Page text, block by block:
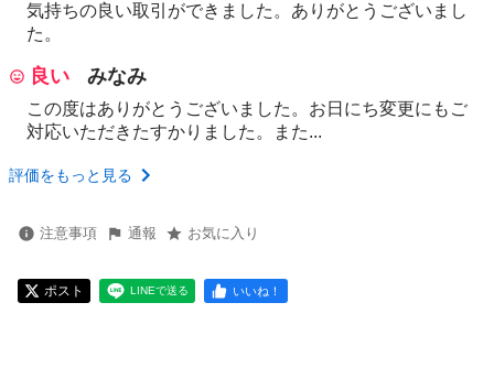
気持ちの良い取引ができました。ありがとうございまし
た。
良い みなみ
この度はありがとうございました。お日にち変更にもご
対応いただきたすかりました。また...
評価をもっと見る
注意事項 通報 お気に入り
ポスト LINEで送る いいね！